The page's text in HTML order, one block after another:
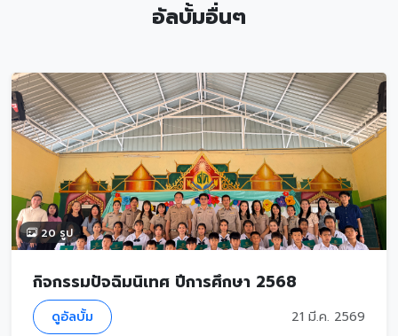
อัลบั้มอื่นๆ
20 รูป
กิจกรรมปัจฉิมนิเทศ ปีการศึกษา 2568
ดูอัลบั้ม 21 มี.ค. 2569